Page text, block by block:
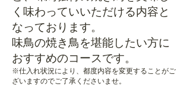
く味わっていいただける内容と
なっております。
味鳥の焼き鳥を堪能したい方に
おすすめのコースです。
​※仕入れ状況により、都度内容を変更することがご
ざいますのでご了承くださいませ。